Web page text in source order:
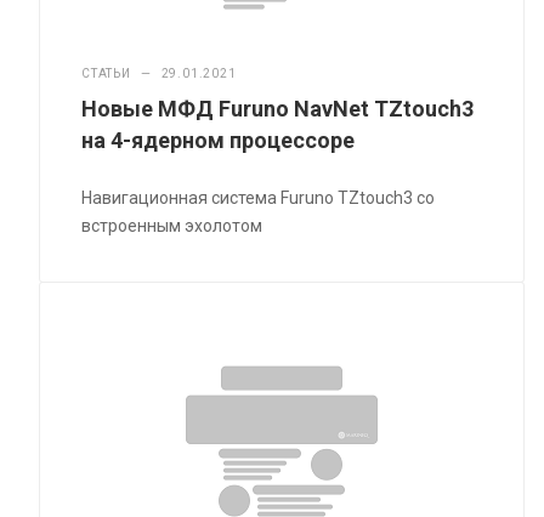
СТАТЬИ — 29.01.2021
Новые МФД Furuno NavNet TZtouch3
на 4-ядерном процессоре
Навигационная система Furuno TZtouch3 со
встроенным эхолотом